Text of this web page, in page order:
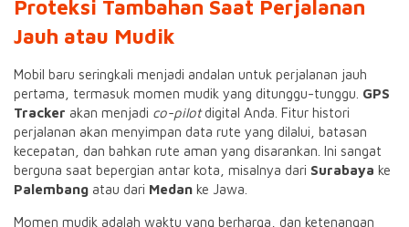
Proteksi Tambahan Saat Perjalanan
Jauh atau Mudik
Mobil baru seringkali menjadi andalan untuk perjalanan jauh
pertama, termasuk momen mudik yang ditunggu-tunggu. GPS
Tracker akan menjadi co-pilotdigital Anda. Fitur histori
perjalanan akan menyimpan data rute yang dilalui, batasan
kecepatan, dan bahkan rute aman yang disarankan. Ini sangat
berguna saat bepergian antar kota, misalnya dari Surabaya ke
Palembang atau dari Medan ke Jawa.
Momen mudik adalah waktu yang berharga, dan ketenangan